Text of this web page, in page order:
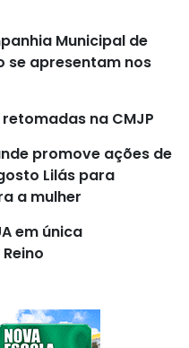
Municipal de
se apresentam nos
na CMJP
promove ações de
Lilás para
a mulher
em única